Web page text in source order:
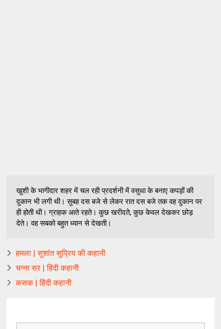
खुशी के भागीदार शहर में चल रही प्रदर्शनी में वसुधा के बनाए कपड़ों की
दुकान भी लगी थी। सुबह दस बजे से लेकर रात दस बजे तक वह दुकान पर
ही होती थी। ग्राहक आते रहते। कुछ खरीदते, कुछ केवल देखकर छोड़
देते। वह सबको बहुत ध्यान से देखती।
हमला | सुशांत सुप्रिय की कहानी
चन्ना सर | हिंदी कहानी
कसक | हिंदी कहानी